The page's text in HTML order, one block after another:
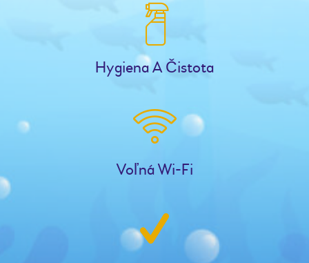
Hygiena A Čistota
Voľná Wi-Fi